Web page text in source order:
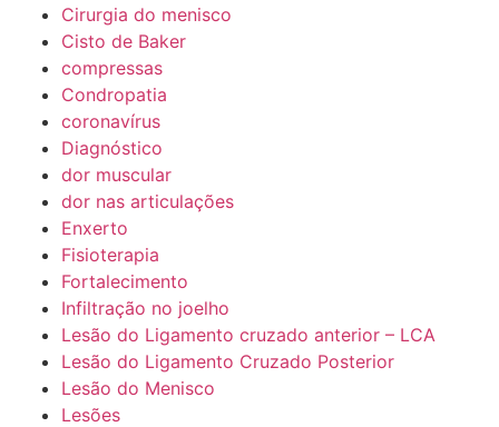
Cirurgia do menisco
Cisto de Baker
compressas
Condropatia
coronavírus
Diagnóstico
dor muscular
dor nas articulações
Enxerto
Fisioterapia
Fortalecimento
Infiltração no joelho
Lesão do Ligamento cruzado anterior – LCA
Lesão do Ligamento Cruzado Posterior
Lesão do Menisco
Lesões